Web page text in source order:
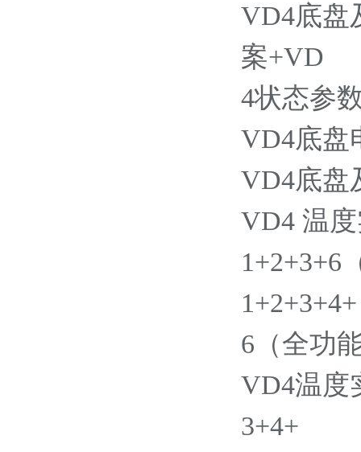
VD4底盘
案+VD
4状态参
VD4底盘
VD4底盘
VD4 温
1+2+3+6
1+2+3+4+
6（全功
VD4温度
3+4+